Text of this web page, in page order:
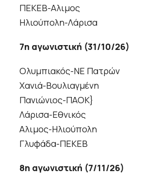
ΠΕΚΕΒ-Αλιμος
Ηλιούπολη-Λάρισα
7η αγωνιστική (31/10/26)
Ολυμπιακός-ΝΕ Πατρών
Χανιά-Βουλιαγμένη
Πανιώνιος-ΠΑΟΚ}
Λάρισα-Εθνικός
Αλιμος-Ηλιούπολη
Γλυφάδα-ΠΕΚΕΒ
8η αγωνιστική (7/11/26)